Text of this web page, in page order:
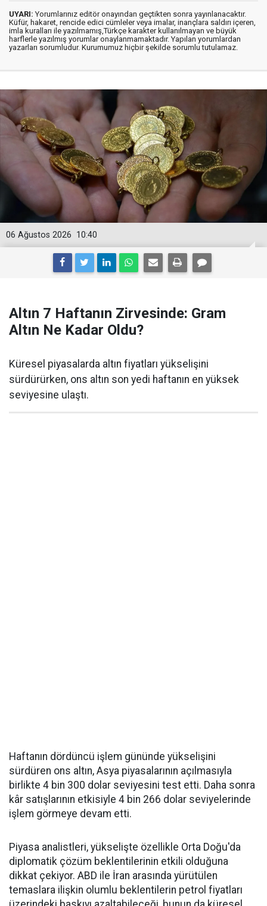
UYARI: Yorumlarınız editör onayından geçtikten sonra yayınlanacaktır.
Küfür, hakaret, rencide edici cümleler veya imalar, inançlara saldırı içeren,
imla kuralları ile yazılmamış,Türkçe karakter kullanılmayan ve büyük
harflerle yazılmış yorumlar onaylanmamaktadır. Yapılan yorumlardan
yazarları sorumludur. Kurumumuz hiçbir şekilde sorumlu tutulamaz.
10:40
06 Ağustos 2026
Altın 7 Haftanın Zirvesinde: Gram
Altın Ne Kadar Oldu?
Küresel piyasalarda altın fiyatları yükselişini
sürdürürken, ons altın son yedi haftanın en yüksek
seviyesine ulaştı.
Haftanın dördüncü işlem gününde yükselişini
sürdüren ons altın, Asya piyasalarının açılmasıyla
birlikte 4 bin 300 dolar seviyesini test etti. Daha sonra
kâr satışlarının etkisiyle 4 bin 266 dolar seviyelerinde
işlem görmeye devam etti.
Piyasa analistleri, yükselişte özellikle Orta Doğu'da
diplomatik çözüm beklentilerinin etkili olduğuna
dikkat çekiyor. ABD ile İran arasında yürütülen
temaslara ilişkin olumlu beklentilerin petrol fiyatları